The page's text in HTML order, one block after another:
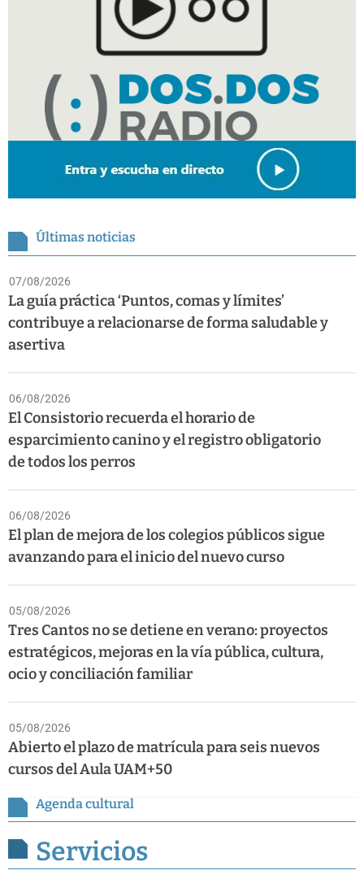
Últimas noticias
07/08/2026
La guía práctica ‘Puntos, comas y límites’
contribuye a relacionarse de forma saludable y
asertiva
06/08/2026
El Consistorio recuerda el horario de
esparcimiento canino y el registro obligatorio
de todos los perros
06/08/2026
El plan de mejora de los colegios públicos sigue
avanzando para el inicio del nuevo curso
05/08/2026
Tres Cantos no se detiene en verano: proyectos
estratégicos, mejoras en la vía pública, cultura,
ocio y conciliación familiar
05/08/2026
Abierto el plazo de matrícula para seis nuevos
cursos del Aula UAM+50
Agenda cultural
Servicios